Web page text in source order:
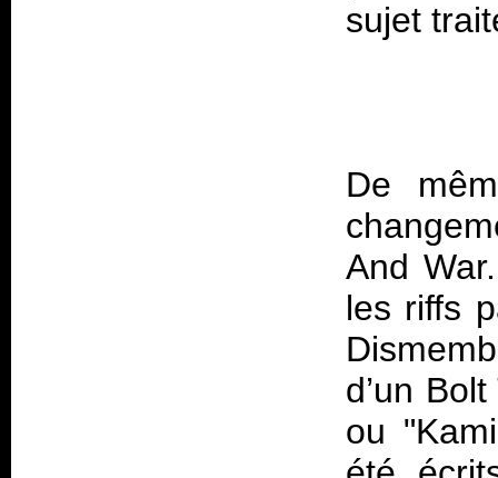
De
And War
les riffs
d’un
ou